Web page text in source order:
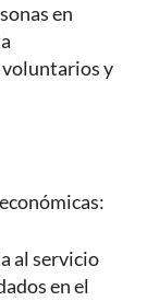
en
voluntarios y
al servicio
en el